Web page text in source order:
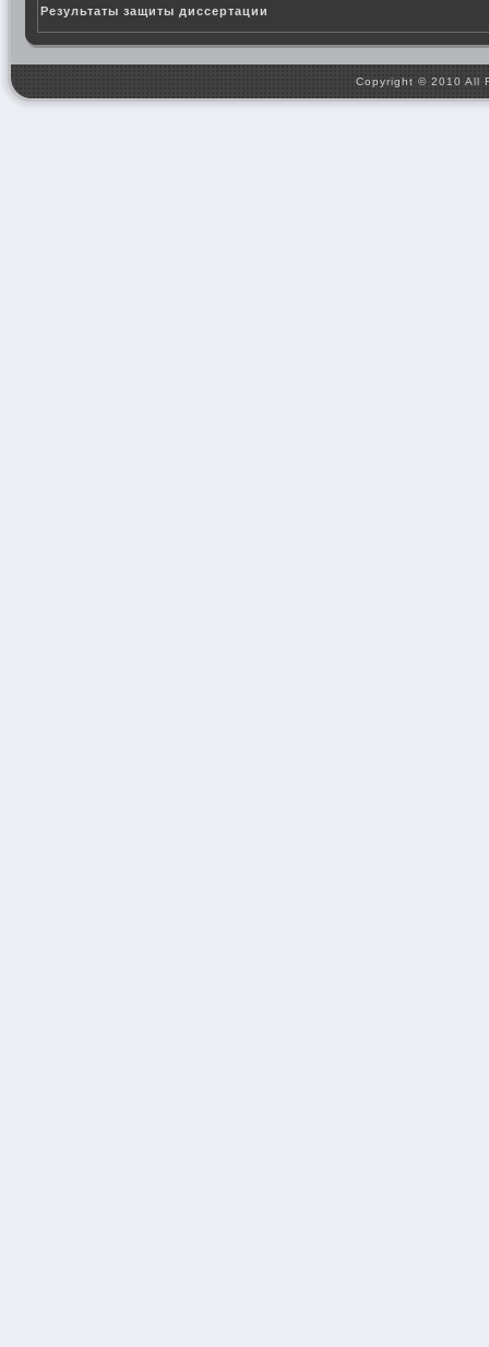
Результаты защиты диссертации
Copyright © 2010 All